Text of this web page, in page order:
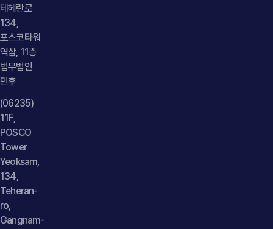
테헤란로
134,
포스코타워
역삼, 11층
법무법인
민후
(06235)
11F,
POSCO
Tower
Yeoksam,
134,
Teheran-
ro,
Gangnam-